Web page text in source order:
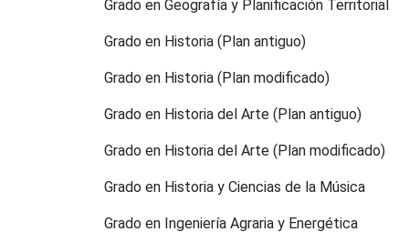
Grado en Geografía y Planificación Territorial
Grado en Historia (Plan antiguo)
Grado en Historia (Plan modificado)
Grado en Historia del Arte (Plan antiguo)
Grado en Historia del Arte (Plan modificado)
Grado en Historia y Ciencias de la Música
Grado en Ingeniería Agraria y Energética